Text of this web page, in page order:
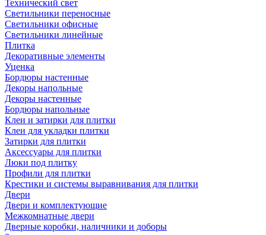
Технический свет
Светильники переносные
Светильники офисные
Светильники линейные
Плитка
Декоративные элементы
Уценка
Бордюры настенные
Декоры напольные
Декоры настенные
Бордюры напольные
Клеи и затирки для плитки
Клеи для укладки плитки
Затирки для плитки
Аксессуары для плитки
Люки под плитку
Профили для плитки
Крестики и системы выравнивания для плитки
Двери
Двери и комплектующие
Межкомнатные двери
Дверные коробки, наличники и доборы